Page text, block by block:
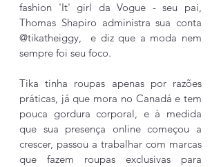
fashion 'It' girl da Vogue - seu pai,
@tikatheiggy,  e diz que a moda nem
sempre foi seu foco.
Tika tinha roupas apenas por razões
práticas, já que mora no Canadá e tem
pouca gordura corporal, e à medida
que sua presença online começou a
crescer, passou a trabalhar com marcas
que fazem roupas exclusivas para